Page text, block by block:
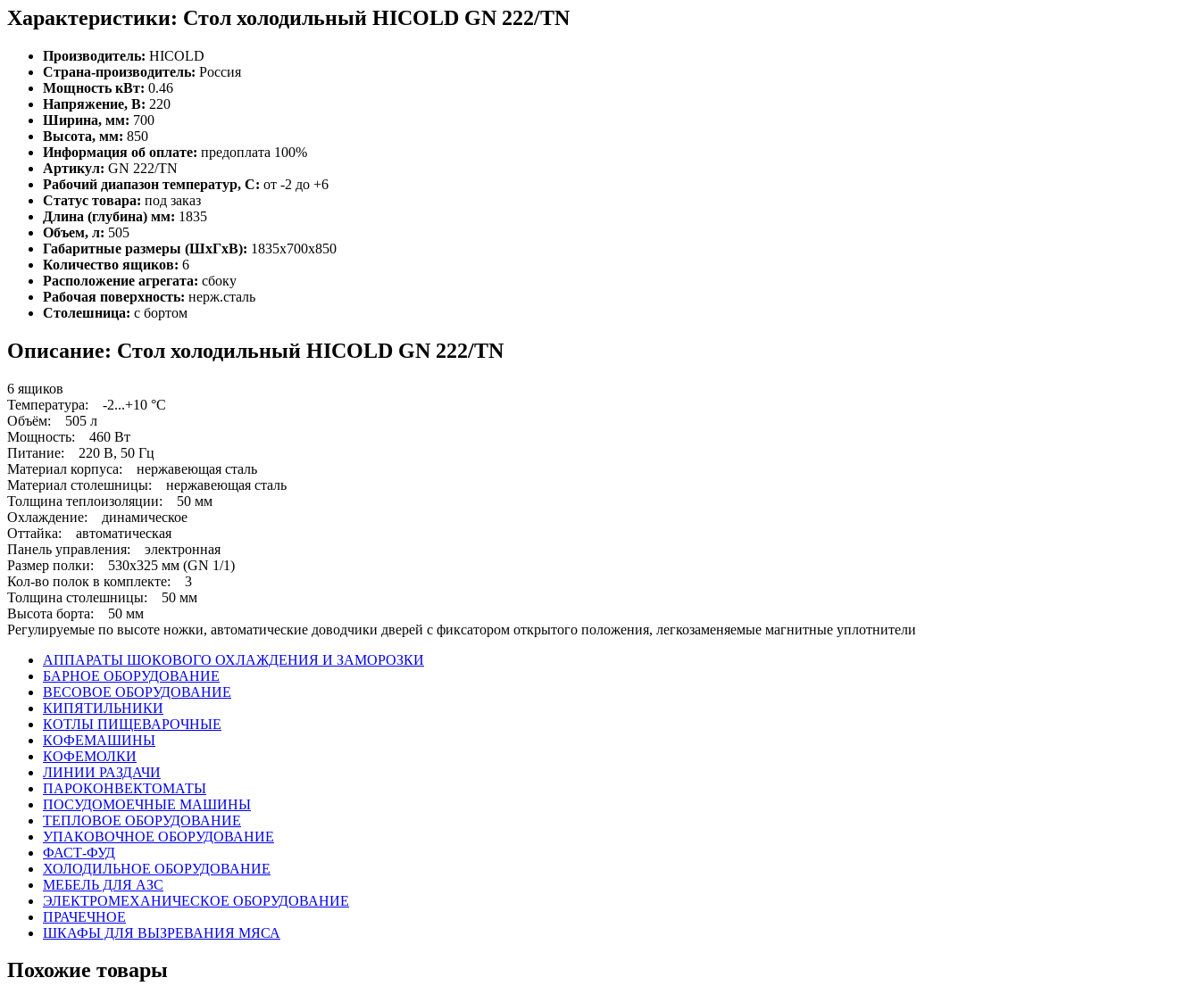
Характеристики: Стол холодильный HICOLD GN 222/TN
Производитель: HICOLD
Страна-производитель: Россия
Мощность кВт: 0.46
Напряжение, В: 220
Ширина, мм: 700
Высота, мм: 850
Информация об оплате: предоплата 100%
Артикул: GN 222/TN
Рабочий диапазон температур, С: от -2 до +6
Статус товара: под заказ
Длина (глубина) мм: 1835
Объем, л: 505
Габаритные размеры (ШхГхВ): 1835х700х850
Количество ящиков: 6
Расположение агрегата: сбоку
Рабочая поверхность: нерж.сталь
Столешница: с бортом
Описание: Стол холодильный HICOLD GN 222/TN
6 ящиков
Температура: -2...+10 °С
Объём: 505 л
Мощность: 460 Вт
Питание: 220 В, 50 Гц
Материал корпуса: нержавеющая сталь
Материал столешницы: нержавеющая сталь
Толщина теплоизоляции: 50 мм
Охлаждение: динамическое
Оттайка: автоматическая
Панель управления: электронная
Размер полки: 530х325 мм (GN 1/1)
Кол-во полок в комплекте: 3
Толщина столешницы: 50 мм
Высота борта: 50 мм
Регулируемые по высоте ножки, автоматические доводчики дверей с фиксатором открытого положения, легкозаменяемые магнитные уплотнители
АППАРАТЫ ШОКОВОГО ОХЛАЖДЕНИЯ И ЗАМОРОЗКИ
БАРНОЕ ОБОРУДОВАНИЕ
ВЕСОВОЕ ОБОРУДОВАНИЕ
КИПЯТИЛЬНИКИ
КОТЛЫ ПИЩЕВАРОЧНЫЕ
КОФЕМАШИНЫ
КОФЕМОЛКИ
ЛИНИИ РАЗДАЧИ
ПАРОКОНВЕКТОМАТЫ
ПОСУДОМОЕЧНЫЕ МАШИНЫ
ТЕПЛОВОЕ ОБОРУДОВАНИЕ
УПАКОВОЧНОЕ ОБОРУДОВАНИЕ
ФАСТ-ФУД
ХОЛОДИЛЬНОЕ ОБОРУДОВАНИЕ
МЕБЕЛЬ ДЛЯ АЗС
ЭЛЕКТРОМЕХАНИЧЕСКОЕ ОБОРУДОВАНИЕ
ПРАЧЕЧНОЕ
ШКАФЫ ДЛЯ ВЫЗРЕВАНИЯ МЯСА
Похожие товары